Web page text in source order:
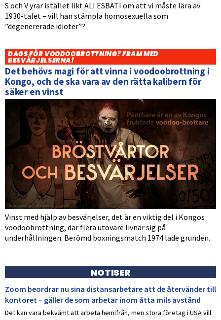
S och V yrar istället likt ALI ESBATI om att vi måste lära av
1930-talet – vill han stämpla homosexuella som
”degenererade idioter”?
DAGS FÖR VOODOOBROTTNING? FRAM MED
BESVÄRJELSERNA!
Det behövs magi för att vinna i voodoobrottning i
Kongo, och de ska vara av den rätta kalibern för
säker en vinst
Vinst med hjälp av besvärjelser, det är en viktig del i Kongos
voodoobrottning, där flera utövare livnär sig på
underhållningen. Berömd boxningsmatch 1974 lade grunden.
NOTISER
Zoom beordrar nu sina distansarbetare att de återvänder till
kontoret – gäller de som arbetar inom åtta mils avstånd
Det kan vara bekvämt att arbeta hemifrån, men stora företag i USA vill